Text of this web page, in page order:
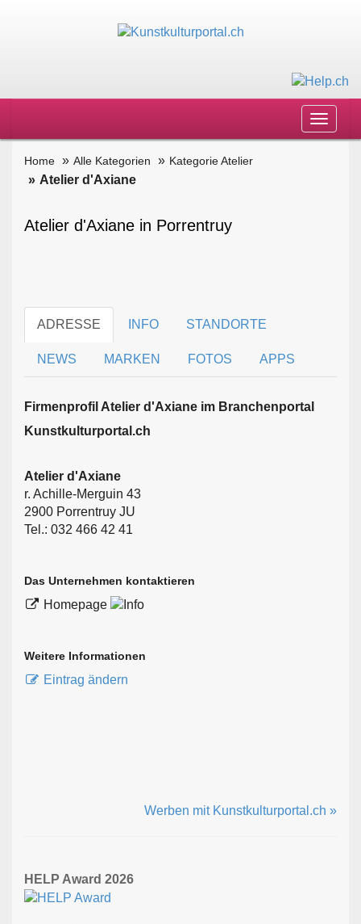
Toggle
Home Alle Kategorien Kategorie Atelier
Atelier d'Axiane
Atelier d'Axiane in Porrentruy
ADRESSE INFO STANDORTE
NEWS MARKEN FOTOS APPS
Firmen­profil Atelier d'Axiane im Branchen­portal
Kunstkulturportal.ch
Atelier d'Axiane
r. Achille-Merguin 43
2900 Porrentruy JU
Tel.: 032 466 42 41
Das Unternehmen kontaktieren
Homepage
Weitere Informationen
Eintrag ändern
Werben mit Kunstkulturportal.ch »
HELP Award 2026